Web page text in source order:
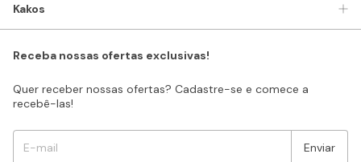
Kakos
Receba nossas ofertas exclusivas!
Quer receber nossas ofertas? Cadastre-se e comece a
recebê-las!